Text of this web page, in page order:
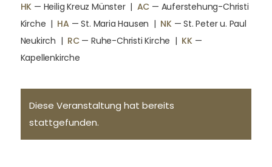
HK — Heilig Kreuz Münster | AC — Auferstehung-Christi
Kirche | HA — St. Maria Hausen | NK— St. Peter u. Paul
Neukirch | RC— Ruhe-Christi Kirche | KK—
Kapellenkirche
Diese Veranstaltung hat bereits
stattgefunden.